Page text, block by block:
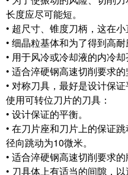
长度应尽可能短。
• 超尺寸、锥度刀柄，这在小
• 细晶粒基体和为了得到高耐
• 用于风冷或冷却液的内冷却
• 适合淬硬钢高速切削要求的
• 对称刀具，最好是设计保证
使用可转位刀片的刀具：
• 设计保证的平衡。
• 在刀片座和刀片上的保证
径向跳动为10微米。
• 适合淬硬钢高速切削要求的
• 刀具体上有适当的间隙，